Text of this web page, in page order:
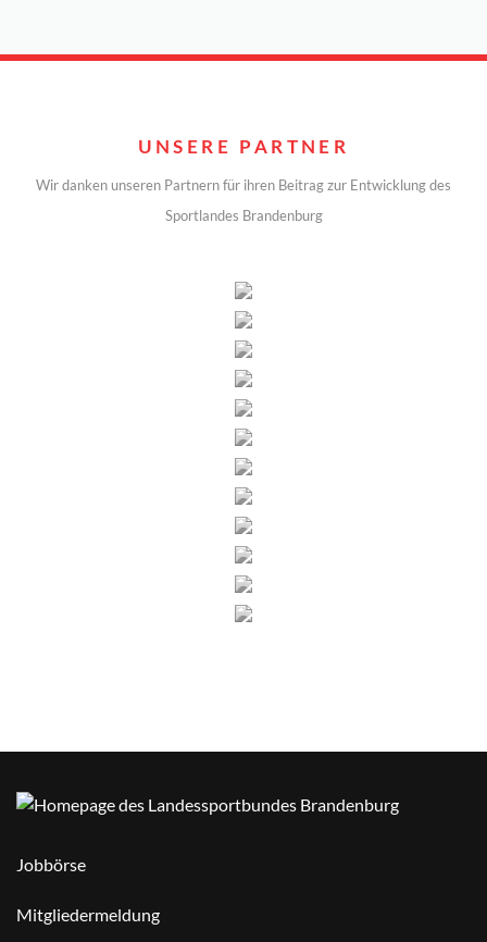
UNSERE PARTNER
Wir danken unseren Partnern für ihren Beitrag zur Entwicklung des
Sportlandes Brandenburg
Jobbörse
Mitgliedermeldung